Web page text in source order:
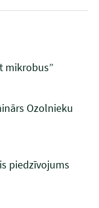
mikrobus”
Ozolnieku
piedzīvojums